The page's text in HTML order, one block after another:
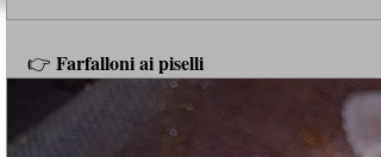
👉 Farfalloni ai piselli